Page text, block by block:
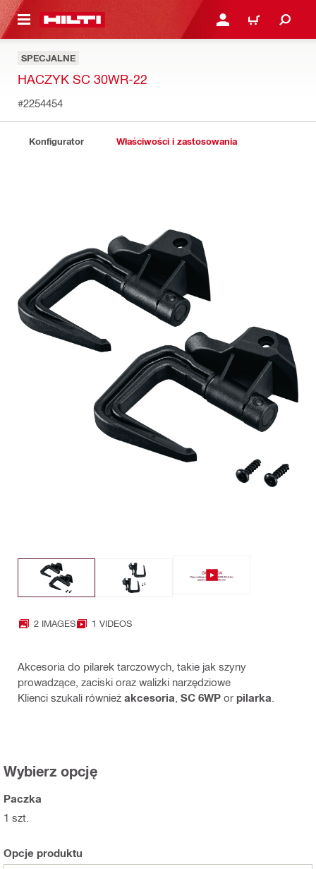
GŁÓWNEJ ZALOGUJ SIĘ LUB
KOSZYK
SPECJALNE
HACZYK SC 30WR-22
#2254454
Konfigurator Właściwości i zastosowania
2 IMAGES 1 VIDEOS
Akcesoria do pilarek tarczowych, takie jak szyny
prowadzące, zaciski oraz walizki narzędziowe
Klienci szukali również akcesoria SC 6WP or pilarka
Wybierz opcję
Paczka
1 szt.
Opcje produktu